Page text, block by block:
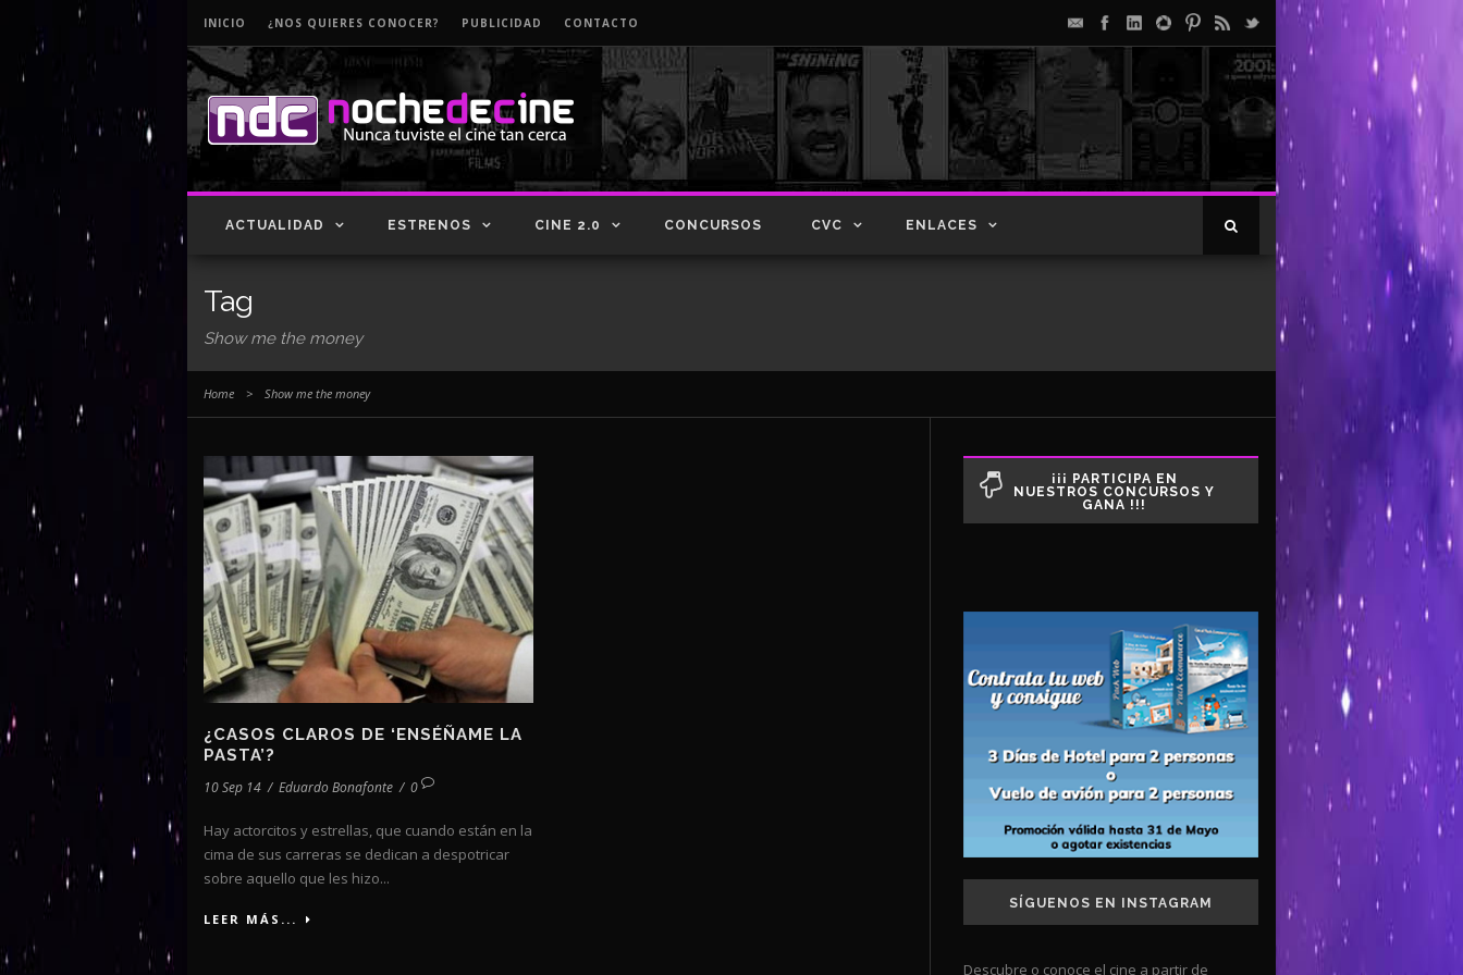
INICIO ¿NOS QUIERES CONOCER? PUBLICIDAD CONTACTO
ACTUALIDAD ESTRENOS CINE 2.0 CONCURSOS CVC ENLACES
Tag
Show me the money
Home > Show me the money
¿CASOS CLAROS DE ‘ENSÉÑAME LA
PASTA’?
10 Sep 14 / Eduardo Bonafonte / 0
Hay actorcitos y estrellas, que cuando están en la
cima de sus carreras se dedican a despotricar
sobre aquello que les hizo...
LEER MÁS...
¡¡¡ PARTICIPA EN
NUESTROS CONCURSOS Y
GANA !!!
SÍGUENOS EN INSTAGRAM
Descubre o conoce el cine a partir de